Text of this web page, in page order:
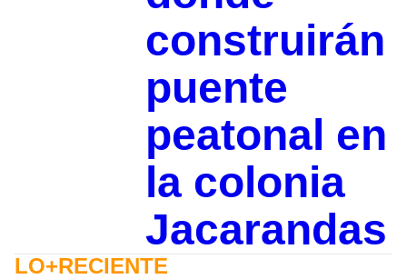
construirán
puente
peatonal en
la colonia
Jacarandas
LO+RECIENTE